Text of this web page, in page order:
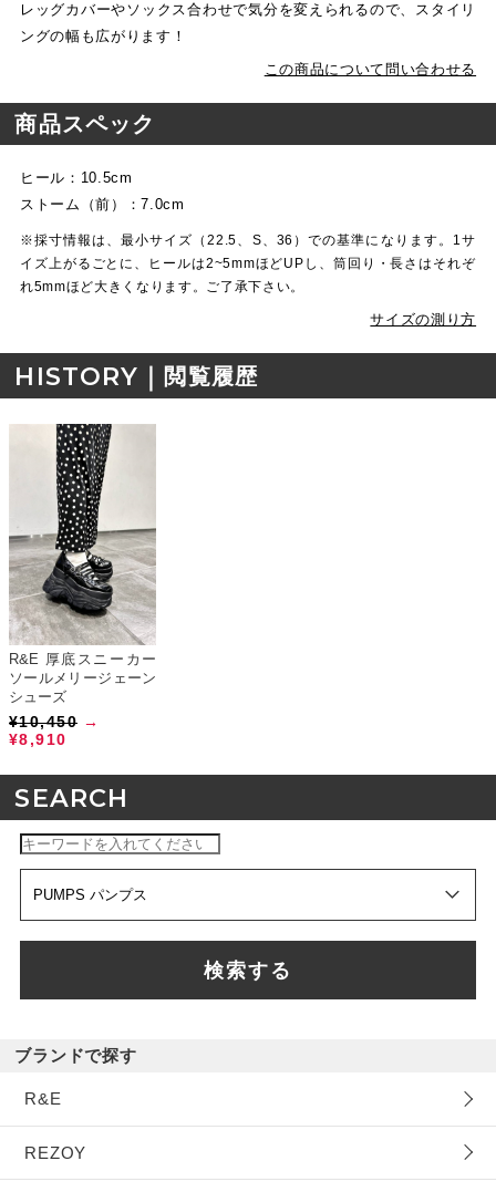
レッグカバーやソックス合わせで気分を変えられるので、スタイリ
ングの幅も広がります！
この商品について問い合わせる
商品スペック
ヒール：10.5cm
ストーム（前）：7.0cm
※採寸情報は、最小サイズ（22.5、S、36）での基準になります。1サ
イズ上がるごとに、ヒールは2~5mmほどUPし、筒回り・長さはそれぞ
れ5mmほど大きくなります。ご了承下さい。
サイズの測り方
HISTORY｜閲覧履歴
R&E 厚底スニーカー
ソールメリージェーン
シューズ
¥10,450 →
¥8,910
SEARCH
検索する
ブランドで探す
R&E
REZOY